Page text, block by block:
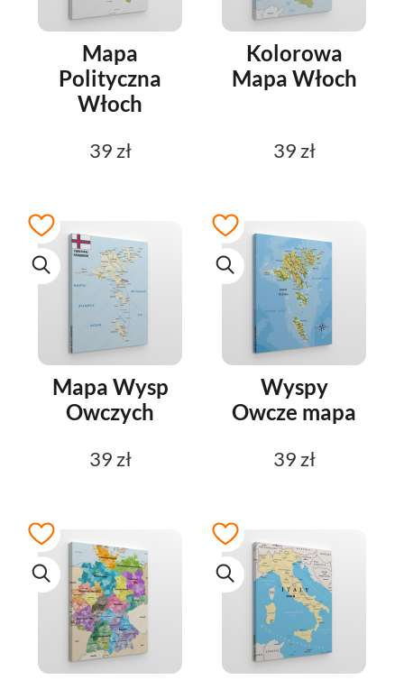
Mapa
Polityczna
Włoch
39 zł
Kolorowa
Mapa Włoch
39 zł
Mapa Wysp
Owczych
39 zł
Wyspy
Owcze mapa
39 zł